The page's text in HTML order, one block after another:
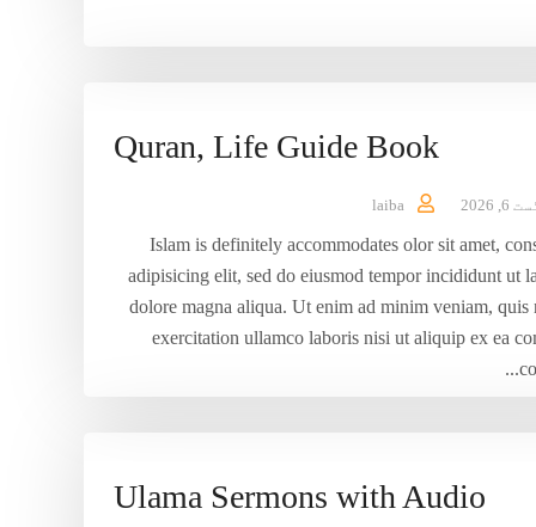
Quran, Life Guide Book
2026
laiba
Islam is definitely accommodates olor sit amet,
adipisicing elit, sed do eiusmod tempor incididunt ut
dolore magna aliqua. Ut enim ad minim veniam, quis
exercitation ullamco laboris nisi ut aliquip ex ea
Ulama Sermons with Audio